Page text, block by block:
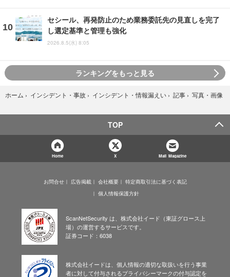
セシール、再発防止のため業務委託先の見直しを完了
し選定基準と管理も強化
2026.8.5(水) 8:05
ランキングをもっと見る
ホーム › インシデント・事故 › インシデント・情報漏えい › 記事 › 写真・画像
TOP
Home X Mail Magazine
お問合せ 広告掲載 会社概要
特定商取引法に基づく表記
個人情報保護方針
ScanNetSecurity は、株式会社イード（東証グロース上
場）の運営するサービスです。
証券コード：6038
株式会社イードは、個人情報の適切な取扱いを行う事業
者に対して付与されるプライバシーマークの付与認定を